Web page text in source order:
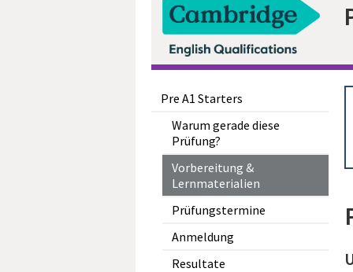
Pre A1 Starters
Warum gerade diese
Prüfung?
Vorbereitung &
Lernmaterialien
Prüfungstermine
Anmeldung
Resultate